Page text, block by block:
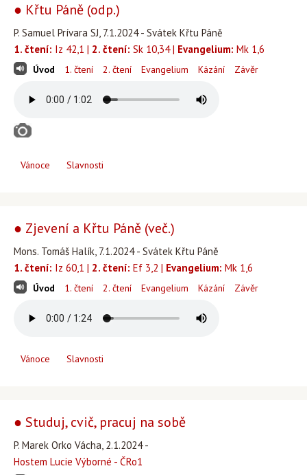
● Křtu Páně (odp.)
P. Samuel Prívara SJ, 7.1.2024 - Svátek Křtu Páně
1. čtení: Iz 42,1 | 2. čtení: Sk 10,34 | Evangelium: Mk 1,6
Úvod 1. čtení 2. čtení Evangelium Kázání Závěr
Vánoce Slavnosti
● Zjevení a Křtu Páně (več.)
Mons. Tomáš Halík, 7.1.2024 - Svátek Křtu Páně
1. čtení: Iz 60,1 | 2. čtení: Ef 3,2 | Evangelium: Mk 1,6
Úvod 1. čtení 2. čtení Evangelium Kázání Závěr
Vánoce Slavnosti
● Studuj, cvič, pracuj na sobě
P. Marek Orko Vácha, 2.1.2024 -
Hostem Lucie Výborné - ČRo1